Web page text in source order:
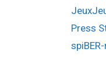
Press